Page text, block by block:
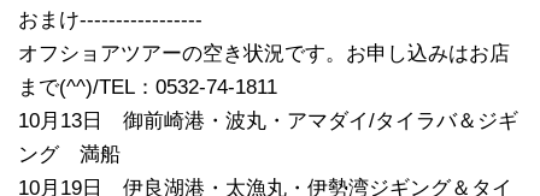
おまけ-----------------
オフショアツアーの空き状況です。お申し込みはお店
まで(^^)/TEL：0532-74-1811
10月13日 御前崎港・波丸・アマダイ/タイラバ＆ジギ
ング 満船
10月19日 伊良湖港・太漁丸・伊勢湾ジギング＆タイ